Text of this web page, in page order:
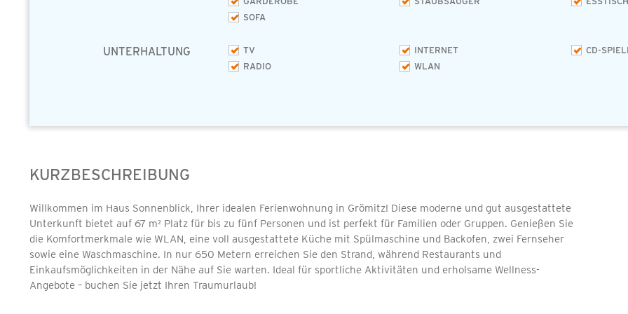
SOFA
UNTERHALTUNG TV INTERNET
CD-
RADIO
WLAN
KURZBESCHREIBUNG
Willkommen im Haus Sonnenblick, Ihrer idealen Ferienwohnung in Grömitz! Diese moderne und gut ausgestattete
Unterkunft bietet auf 67 m² Platz für bis zu fünf Personen und ist perfekt für Familien oder Gruppen. Genießen Sie
die Komfortmerkmale wie WLAN, eine voll ausgestattete Küche mit Spülmaschine und Backofen, zwei Fernseher
sowie eine Waschmaschine. In nur 650 Metern erreichen Sie den Strand, während Restaurants und
Einkaufsmöglichkeiten in der Nähe auf Sie warten. Ideal für sportliche Aktivitäten und erholsame Wellness-
Angebote – buchen Sie jetzt Ihren Traumurlaub!